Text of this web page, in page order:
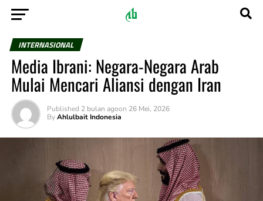
INTERNASIONAL
Media Ibrani: Negara-Negara Arab
Mulai Mencari Aliansi dengan Iran
Published 2 bulan agoon 26 Mei, 2026
By Ahlulbait Indonesia